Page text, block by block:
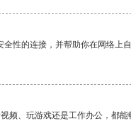
性的连接，并帮助你在网络上自
频、玩游戏还是工作办公，都